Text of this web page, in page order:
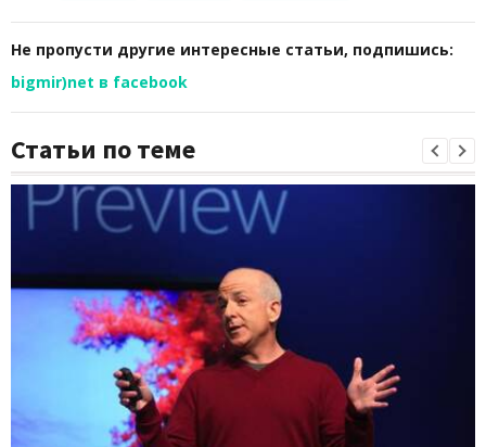
Не пропусти другие интересные статьи, подпишись:
bigmir)net в facebook
Статьи по теме